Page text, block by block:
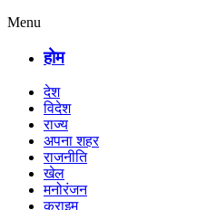
Menu
होम
देश
विदेश
राज्य
अपना शहर
राजनीति
खेल
मनोरंजन
क्राइम